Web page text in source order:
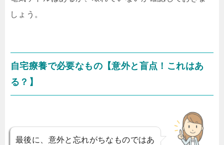
しょう。
自宅療養で必要なもの【意外と盲点！これはあ
る？】
最後に、意外と忘れがちなものではあ